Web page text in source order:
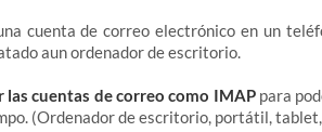
cuenta de correo electrónico en un
aun ordenador de escritorio.
las cuentas de correo como IMAPpara
(Ordenador de escritorio, portátil,